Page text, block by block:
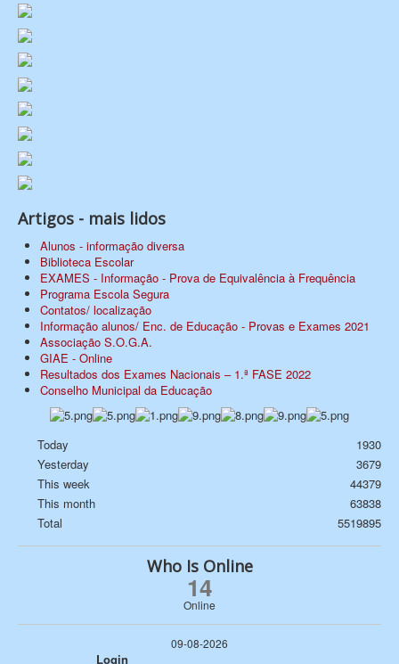
Artigos - mais lidos
Alunos - informação diversa
Biblioteca Escolar
EXAMES - Informação - Prova de Equivalência à Frequência
Programa Escola Segura
Contatos/ localização
Informação alunos/ Enc. de Educação - Provas e Exames 2021
Associação S.O.G.A.
GIAE - Online
Resultados dos Exames Nacionais – 1.ª FASE 2022
Conselho Municipal da Educação
Today
1930
Yesterday
3679
This week
44379
This month
63838
Total
5519895
Who Is Online
14
Online
09-08-2026
Login